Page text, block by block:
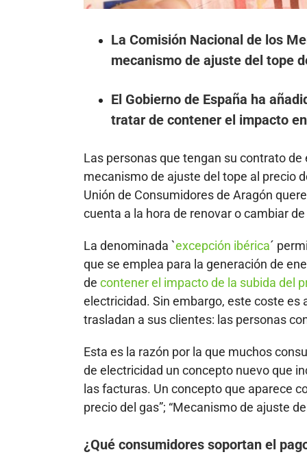
La Comisión Nacional de los
mecanismo de ajuste del tope
El Gobierno de España ha
tratar de contener el impacto
Las personas que tengan su contrato
mecanismo de ajuste del tope al precio
Unión de Consumidores de Aragón
cuenta a la hora de renovar o cambiar
La denominada `excepción ibérica´
que se emplea para la generación de
de contener el impacto de la subida del
electricidad. Sin embargo, este coste
trasladan a sus clientes: las personas
Esta es la razón por la que muchos
de electricidad un concepto nuevo que
las facturas. Un concepto que aparece
precio del gas”; “Mecanismo de ajuste
¿Qué consumidores soportan el